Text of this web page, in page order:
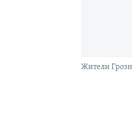
Жители